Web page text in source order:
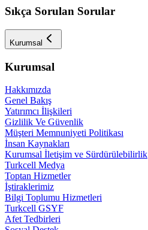
Sıkça Sorulan Sorular
Kurumsal
Kurumsal
Hakkımızda
Genel Bakış
Yatırımcı İlişkileri
Gizlilik Ve Güvenlik
Müşteri Memnuniyeti Politikası
İnsan Kaynakları
Kurumsal İletişim ve Sürdürülebilirlik
Turkcell Medya
Toptan Hizmetler
İştiraklerimiz
Bilgi Toplumu Hizmetleri
Turkcell GSYF
Afet Tedbirleri